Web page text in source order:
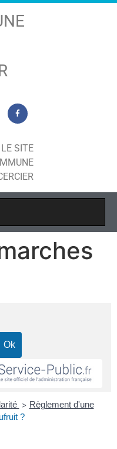
SITE
> Règlement d'une
?